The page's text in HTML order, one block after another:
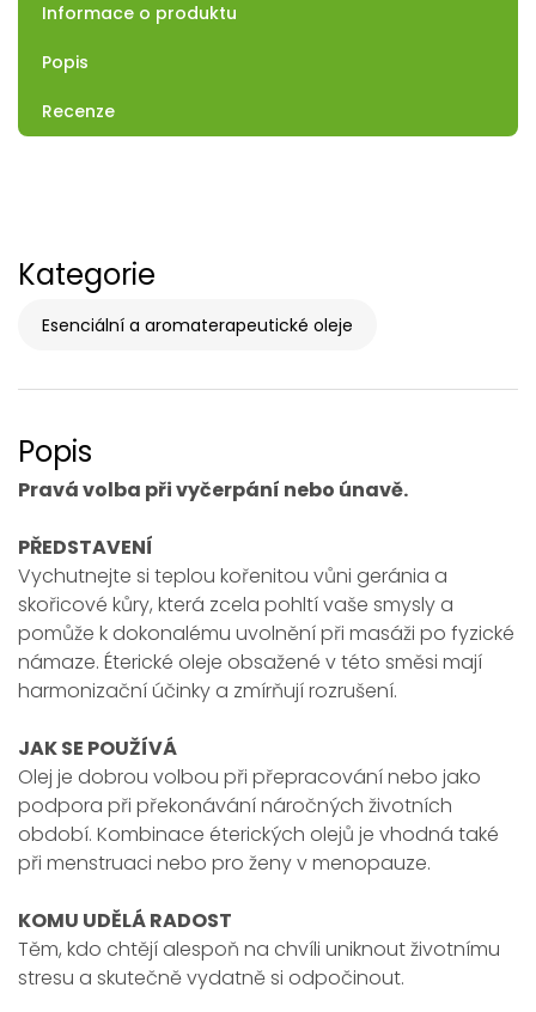
Informace o produktu
Popis
Recenze
Kategorie
Esenciální a aromaterapeutické oleje
Popis
Pravá volba při vyčerpání nebo únavě.
PŘEDSTAVENÍ
Vychutnejte si teplou kořenitou vůni geránia a
skořicové kůry, která zcela pohltí vaše smysly a
pomůže k dokonalému uvolnění při masáži po fyzické
námaze. Éterické oleje obsažené v této směsi mají
harmonizační účinky a zmírňují rozrušení.
JAK SE POUŽÍVÁ
Olej je dobrou volbou při přepracování nebo jako
podpora při překonávání náročných životních
období. Kombinace éterických olejů je vhodná také
při menstruaci nebo pro ženy v menopauze.
KOMU UDĚLÁ RADOST
Těm, kdo chtějí alespoň na chvíli uniknout životnímu
stresu a skutečně vydatně si odpočinout.